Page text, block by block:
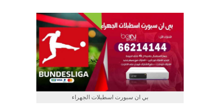
بي ان سبورت اسطبلات الجهراء